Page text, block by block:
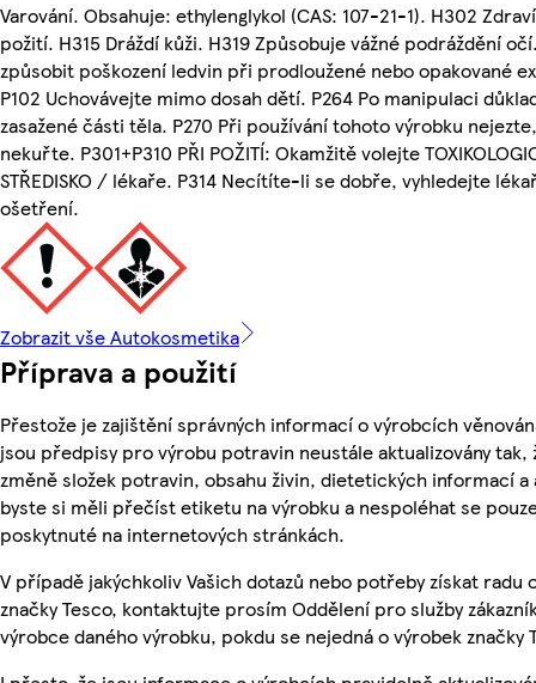
Varování. Obsahuje: ethylenglykol (CAS: 107-21-1). H302
požití. H315 Dráždí kůži. H319 Způsobuje vážné podráždění
způsobit poškození ledvin při prodloužené nebo opakované
P102 Uchovávejte mimo dosah dětí. P264 Po manipulaci
zasažené části těla. P270 Při používání tohoto výrobku
nekuřte. P301+P310 PŘI POŽITÍ: Okamžitě volejte
STŘEDISKO / lékaře. P314 Necítíte-li se dobře, vyhledejte
ošetření.
Zobrazit vše Autokosmetika
Příprava a použití
Přestože je zajištění správných informací o výrobcích
jsou předpisy pro výrobu potravin neustále aktualizovány tak,
změně složek potravin, obsahu živin, dietetických informací a
byste si měli přečíst etiketu na výrobku a nespoléhat se
poskytnuté na internetových stránkách.
V případě jakýchkoliv Vašich dotazů nebo potřeby získat radu
značky Tesco, kontaktujte prosím Oddělení pro služby
výrobce daného výrobku, pokdu se nejedná o výrobek značky